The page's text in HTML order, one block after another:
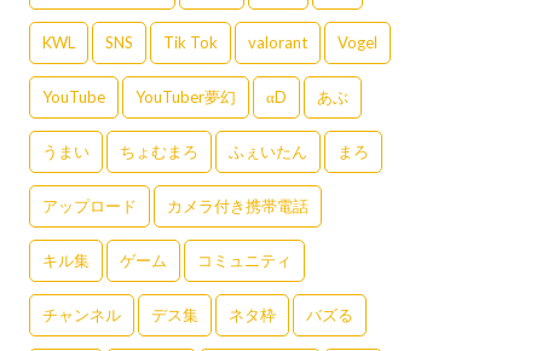
KWL SNS Tik Tok valorant Vogel
YouTube YouTuber夢幻 αD あぶ
うまい ちょむまろ ふぇいたん まろ
アップロード カメラ付き携帯電話
キル集 ゲーム コミュニティ
チャンネル デス集 ネタ枠 バズる